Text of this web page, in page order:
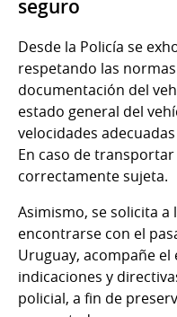
seguro
Desde la Policía se
respetando las
documentación del
estado general del
velocidades
En caso de
correctamente sujeta.
Asimismo, se solicita
encontrarse con el
Uruguay, acompañe
indicaciones y
policial, a fin de